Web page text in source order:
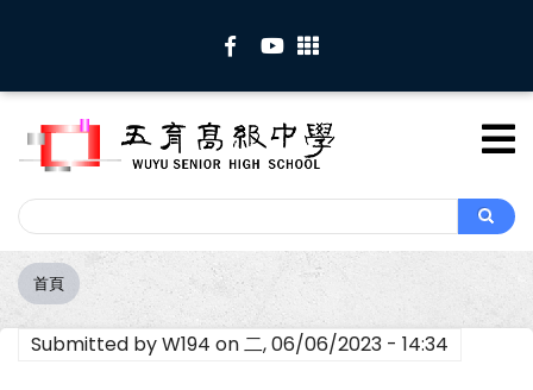
內
Search
Search
導
航
連
首頁
Submitted byW194 on二, 06/06/2023 - 14:34